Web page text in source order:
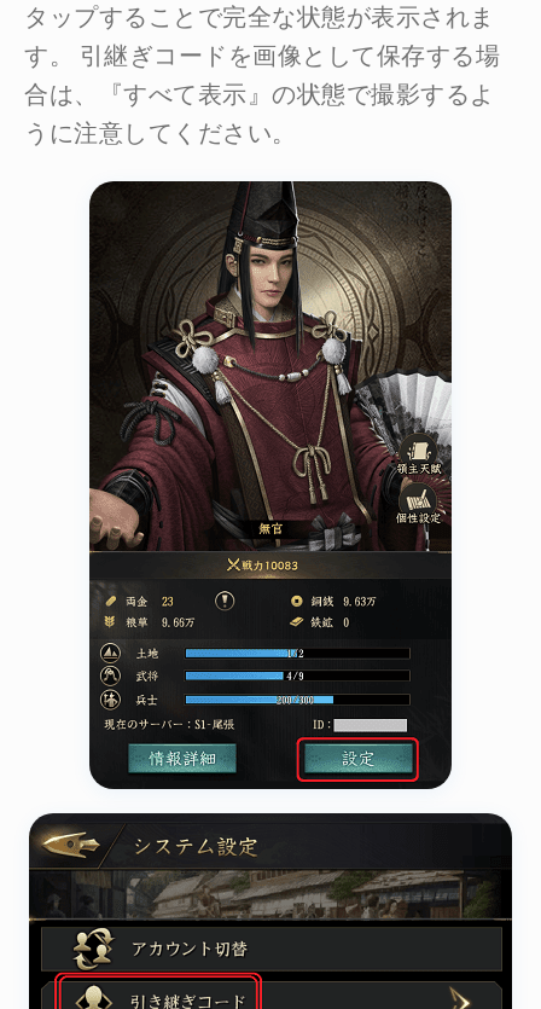
タップすることで完全な状態が表示されま
す。 引継ぎコードを画像として保存する場
合は、『すべて表示』の状態で撮影するよ
うに注意してください。